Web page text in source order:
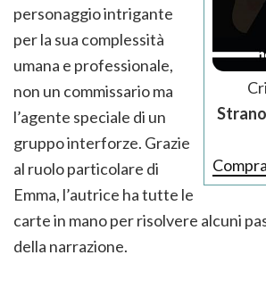
personaggio intrigante
per la sua complessità
umana e professionale,
non un commissario ma
l’agente speciale di un
gruppo interforze. Grazie
al ruolo particolare di
Emma, l’autrice ha tutte le
carte in mano per risolvere alcuni
della narrazione.